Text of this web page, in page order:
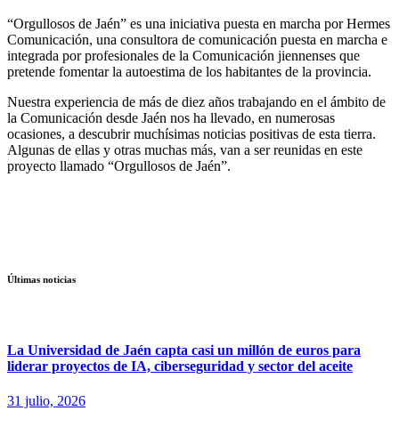
“Orgullosos de Jaén” es una iniciativa puesta en marcha por Hermes
Comunicación, una consultora de comunicación puesta en marcha e
integrada por profesionales de la Comunicación jiennenses que
pretende fomentar la autoestima de los habitantes de la provincia.
Nuestra experiencia de más de diez años trabajando en el ámbito de
la Comunicación desde Jaén nos ha llevado, en numerosas
ocasiones, a descubrir muchísimas noticias positivas de esta tierra.
Algunas de ellas y otras muchas más, van a ser reunidas en este
proyecto llamado “Orgullosos de Jaén”.
Últimas noticias
La Universidad de Jaén capta casi un millón de euros para
liderar proyectos de IA, ciberseguridad y sector del aceite
31 julio, 2026